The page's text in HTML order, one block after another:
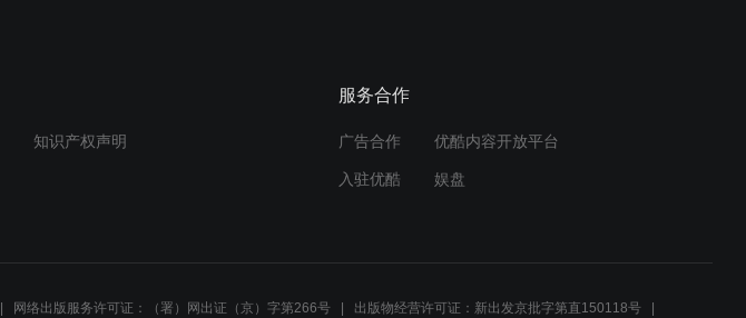
想剐自己
自己输了
03:38
知识产权声明
服务合作
广告合作 优酷内容开放平台
入驻优酷 娱盘
网络出版服务许可证：（署）网出证（京）字第266号 出版物经营许可证：新出发京批字第直150118号